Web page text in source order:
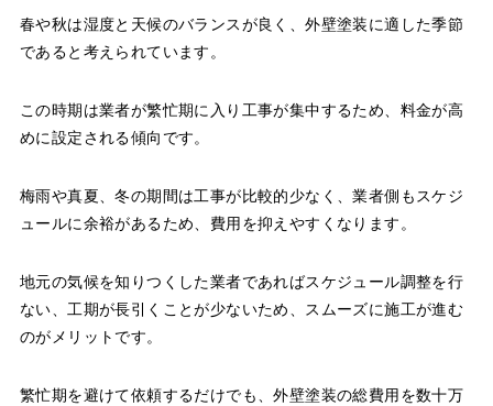
春や秋は湿度と天候のバランスが良く、外壁塗装に適した季節
であると考えられています。
この時期は業者が繁忙期に入り工事が集中するため、料金が高
めに設定される傾向です。
梅雨や真夏、冬の期間は工事が比較的少なく、業者側もスケジ
ュールに余裕があるため、費用を抑えやすくなります。
地元の気候を知りつくした業者であればスケジュール調整を行
ない、工期が長引くことが少ないため、スムーズに施工が進む
のがメリットです。
繁忙期を避けて依頼するだけでも、外壁塗装の総費用を数十万